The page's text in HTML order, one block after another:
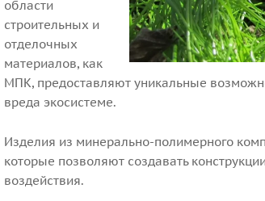
области
строительных и
отделочных
материалов, как
МПК, предоставляют уникальные
вреда экосистеме.
Изделия из минерально-полимерного
которые позволяют создавать
воздействия.